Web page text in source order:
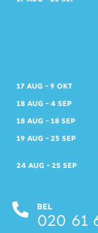
17 AUG 9 OKT
18 AUG 4 SEP
18 AUG 18 SEP
19 AUG 25 SEP
24 AUG 25 SEP
BEL
020 61